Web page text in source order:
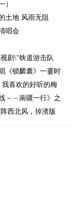
）
土地 风雨无阻
唱会
剧\"铁道游击队
《锁麟囊》一霎时
我喜欢的好听的梅
－－南疆一行》之
西北风，掉渣版